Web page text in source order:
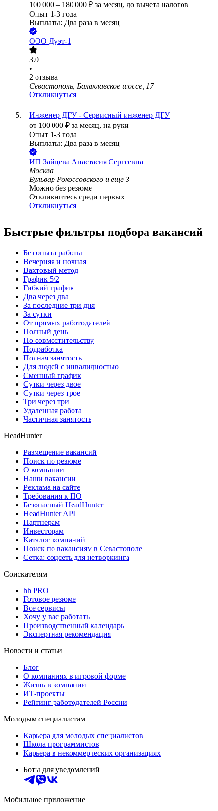
100 000 – 180 000 ₽ за месяц, до вычета налогов
Опыт 1-3 года
Выплаты: Два раза в месяц
ООО Дуэт-1
3.0
•
2 отзыва
Севастополь, Балаклавское шоссе, 17
Откликнуться
Инженер ДГУ - Сервисный инженер ДГУ
от 100 000 ₽ за месяц, на руки
Опыт 1-3 года
Выплаты: Два раза в месяц
ИП Зайцева Анастасия Сергеевна
Москва
Бульвар Рокоссовского и еще 3
Можно без резюме
Откликнитесь среди первых
Откликнуться
Быстрые фильтры подбора вакансий
Без опыта работы
Вечерняя и ночная
Вахтовый метод
График 5/2
Гибкий график
Два через два
За последние три дня
За сутки
От прямых работодателей
Полный день
По совместительству
Подработка
Полная занятость
Для людей с инвалидностью
Сменный график
Сутки через двое
Сутки через трое
Три через три
Удаленная работа
Частичная занятость
HeadHunter
Размещение вакансий
Поиск по резюме
О компании
Наши вакансии
Реклама на сайте
Требования к ПО
Безопасный HeadHunter
HeadHunter API
Партнерам
Инвесторам
Каталог компаний
Поиск по вакансиям в Севастополе
Сетка: соцсеть для нетворкинга
Соискателям
hh PRO
Готовое резюме
Все сервисы
Хочу у вас работать
Производственный календарь
Экспертная рекомендация
Новости и статьи
Блог
О компаниях в игровой форме
Жизнь в компании
ИТ-проекты
Рейтинг работодателей России
Молодым специалистам
Карьера для молодых специалистов
Школа программистов
Карьера в некоммерческих организациях
Боты для уведомлений
Мобильное приложение